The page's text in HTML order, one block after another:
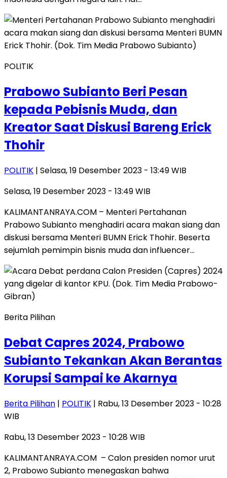
POLITIK
Prabowo Subianto Beri Pesan
kepada Pebisnis Muda, dan
Kreator Saat Diskusi Bareng Erick
Thohir
POLITIK | Selasa, 19 Desember 2023 - 13:49 WIB
Selasa, 19 Desember 2023 - 13:49 WIB
KALIMANTANRAYA.COM – Menteri Pertahanan
Prabowo Subianto menghadiri acara makan siang dan
diskusi bersama Menteri BUMN Erick Thohir. Beserta
sejumlah pemimpin bisnis muda dan influencer…
Berita Pilihan
Debat Capres 2024, Prabowo
Subianto Tekankan Akan Berantas
Korupsi Sampai ke Akarnya
Berita Pilihan | POLITIK | Rabu, 13 Desember 2023 - 10:28
WIB
Rabu, 13 Desember 2023 - 10:28 WIB
KALIMANTANRAYA.COM – Calon presiden nomor urut
2, Prabowo Subianto menegaskan bahwa